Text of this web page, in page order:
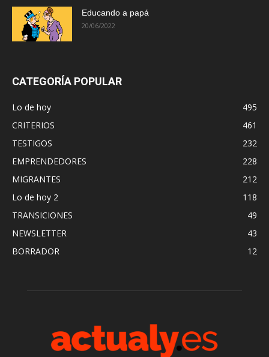
Educando a papá
20/06/2022
CATEGORÍA POPULAR
Lo de hoy
495
CRITERIOS
461
TESTIGOS
232
EMPRENDEDORES
228
MIGRANTES
212
Lo de hoy 2
118
TRANSICIONES
49
NEWSLETTER
43
BORRADOR
12